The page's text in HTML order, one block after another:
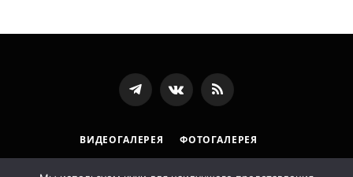
ТелеграммВКонтактеRSS-
ВИДЕОГАЛЕРЕЯ ФОТОГАЛЕРЕЯ